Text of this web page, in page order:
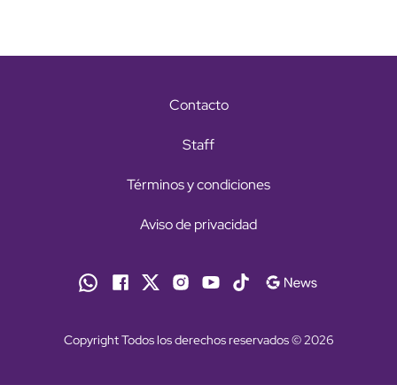
Contacto
Staff
Términos y condiciones
Aviso de privacidad
Copyright Todos los derechos reservados © 2026